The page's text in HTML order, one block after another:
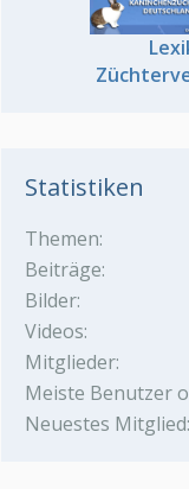
Statistiken
Themen
Beiträge
Bilder
Videos
Mitglieder
Meiste Benutzer
Neuestes Mitglied